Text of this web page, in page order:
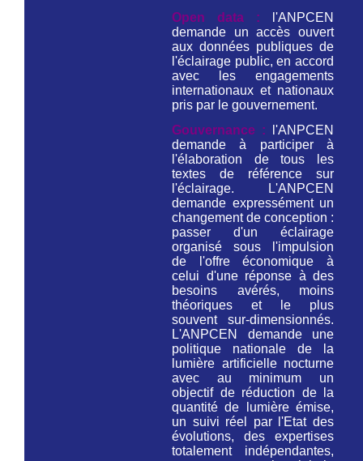
Open data : l'ANPCEN
demande un accès ouvert
aux données publiques de
l'éclairage public, en accord
avec les engagements
internationaux et nationaux
pris par le gouvernement.
Gouvernance :
l'ANPCEN
demande à participer à
l'élaboration de tous les
textes de référence sur
l'éclairage. L'ANPCEN
demande expressément un
changement de conception :
passer d'un éclairage
organisé sous l'impulsion
de l'offre économique à
celui d'une réponse à des
besoins avérés, moins
théoriques et le plus
souvent sur-dimensionnés.
L'ANPCEN demande une
politique nationale de la
lumière artificielle nocturne
avec au minimum un
objectif de réduction de la
quantité de lumière émise,
un suivi réel par l'Etat des
évolutions, des expertises
totalement indépendantes,